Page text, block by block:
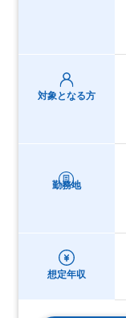
対象となる方
勤務地
想定年収